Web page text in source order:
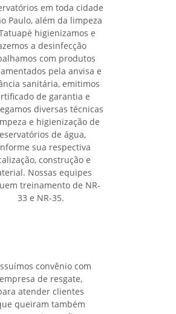
em toda cidade
Paulo, além da limpeza
higienizamos e
a desinfecção
com produtos
pela anvisa e
sanitária, emitimos
de garantia e
diversas técnicas
e higienização de
de água,
sua respectiva
construção e
Nossas equipes
treinamento de NR-
33 e NR-35.
convênio com
empresa de resgate,
atender clientes
queiram também